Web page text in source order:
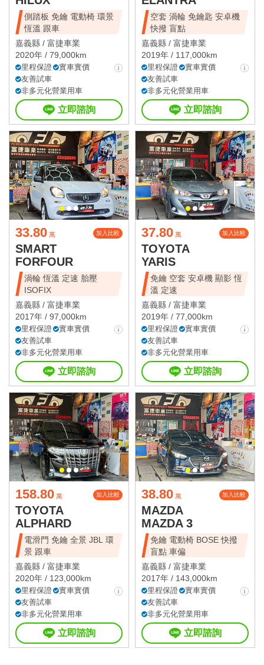
側踏板 免鑰 電動椅 環景
恆溫 跟車
嘉義縣 / 富捷車業
2020年 / 79,000km
里程保證
實車實價
友善試車
非多元化營業用車
立即諮詢
空套 渦輪 免鑰匙 安卓機
快撥 盲點
嘉義縣 / 富捷車業
2019年 / 117,000km
里程保證
實車實價
友善試車
非多元化營業用車
立即諮詢
33.80 萬 加入比較
SMART
FORFOUR
渦輪 恆溫 定速 胎壓
ISOFIX
嘉義縣 / 富捷車業
2017年 / 97,000km
里程保證
實車實價
友善試車
非多元化營業用車
立即諮詢
37.80 萬 加入比較
TOYOTA
YARIS
免鑰 空套 安卓機 顯影 恆
溫 定速
嘉義縣 / 富捷車業
2019年 / 77,000km
里程保證
實車實價
友善試車
非多元化營業用車
立即諮詢
158.80 萬 加入比較
TOYOTA
ALPHARD
電滑門 免鑰 全景 JBL 環
景 跟車
嘉義縣 / 富捷車業
2020年 / 123,000km
里程保證
實車實價
友善試車
非多元化營業用車
立即諮詢
38.80 萬 加入比較
MAZDA
MAZDA 3
免鑰 電動椅 BOSE 快撥
盲點 車偏
嘉義縣 / 富捷車業
2017年 / 143,000km
里程保證
實車實價
友善試車
非多元化營業用車
立即諮詢